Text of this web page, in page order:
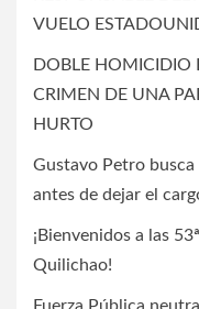
VUELO
DOBLE HOMICIDIO
CRIMEN DE UNA
HURTO
Gustavo Petro
antes de dejar el
¡Bienvenidos a las
Quilichao!